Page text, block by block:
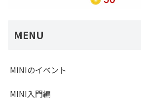
MENU
MINIのイベント
MINI入門編